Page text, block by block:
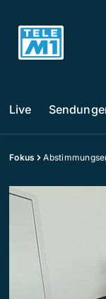
Live
Fokus